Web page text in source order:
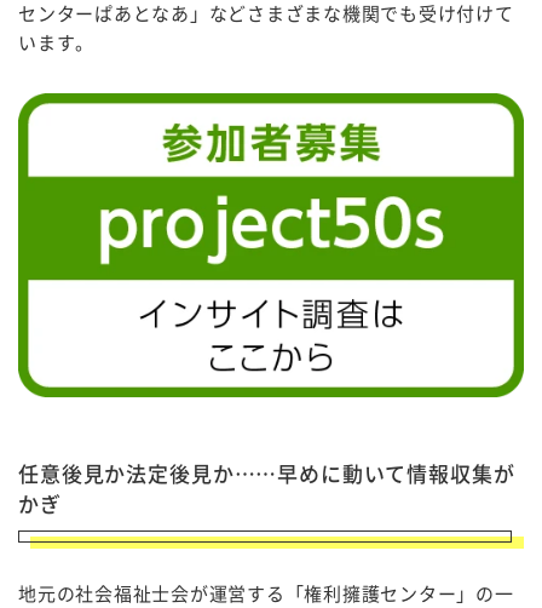
センターぱあとなあ」などさまざまな機関でも受け付けて
います。
任意後見か法定後見か……早めに動いて情報収集が
かぎ
地元の社会福祉士会が運営する「権利擁護センター」の一